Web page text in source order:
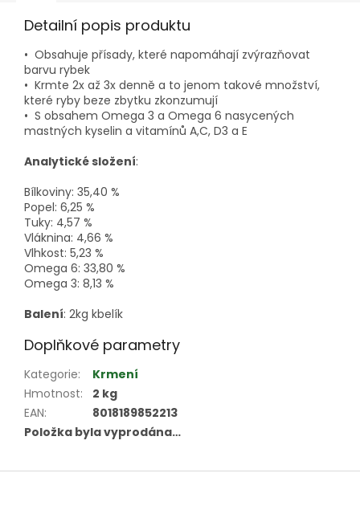
Detailní popis produktu
• Obsahuje přísady, které napomáhají zvýrazňovat
barvu rybek
• Krmte 2x až 3x denně a to jenom takové množství,
které ryby beze zbytku zkonzumují
• S obsahem Omega 3 a Omega 6 nasycených
mastných kyselin a vitamínů A,C, D3 a E
Analytické složení:
Bílkoviny: 35,40 %
Popel: 6,25 %
Tuky: 4,57 %
Vláknina: 4,66 %
Vlhkost: 5,23 %
Omega 6: 33,80 %
Omega 3: 8,13 %
Balení: 2kg kbelík
Doplňkové parametry
Kategorie:
Krmení
Hmotnost:
2 kg
EAN:
8018189852213
Položka byla vyprodána…
Z